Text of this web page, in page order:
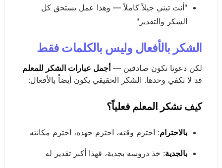
"أنت تبني جيلاً كاملاً — وهذا عمل يستحق كل
الشكر والتقدير"
الشكر بالأفعال وليس بالكلمات فقط
لكن دعونا نكون صادقين —أجمل عبارات الشكر للمعلم
قد لا تكفي وحدها. الشكر الحقيقي يكون أيضاً بالأفعال:
كيف نشكر المعلم فعلياً؟
بالاحترام: احترم وقته، احترم جهده، احترم مكانته
بالجدية: خذ دروسه بجدية، فهذا أكبر تقدير له